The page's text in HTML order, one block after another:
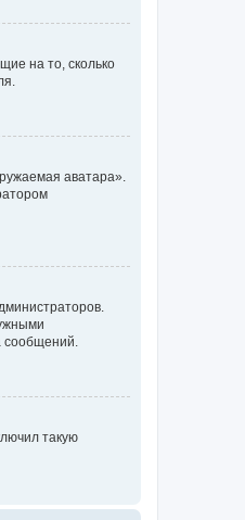
на то, сколько
аватара».
сообщений.
такую